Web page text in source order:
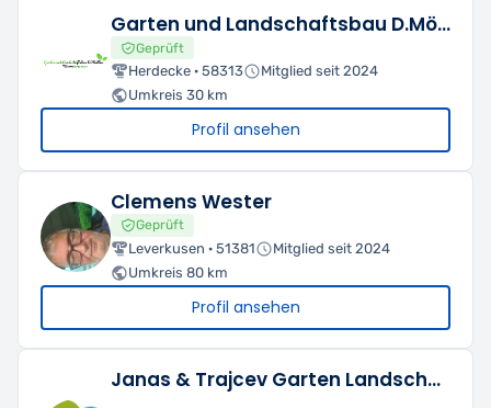
Garten und Landschaftsbau D.Möller
Geprüft
Herdecke · 58313
Mitglied seit 2024
Umkreis 30 km
Profil ansehen
Clemens Wester
Geprüft
Leverkusen · 51381
Mitglied seit 2024
Umkreis 80 km
Profil ansehen
Janas & Trajcev Garten Landschaft Hausmeister